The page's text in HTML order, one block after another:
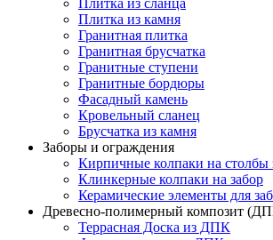
Плитка из сланца
Плитка из камня
Гранитная плитка
Гранитная брусчатка
Гранитные ступени
Гранитные бордюры
Фасадный камень
Кровельный сланец
Брусчатка из камня
Заборы и ограждения
Кирпичные колпаки на столбы
Клинкерные колпаки на забор
Керамические элементы для
Древесно-полимерный композит
Террасная Доска из ДПК